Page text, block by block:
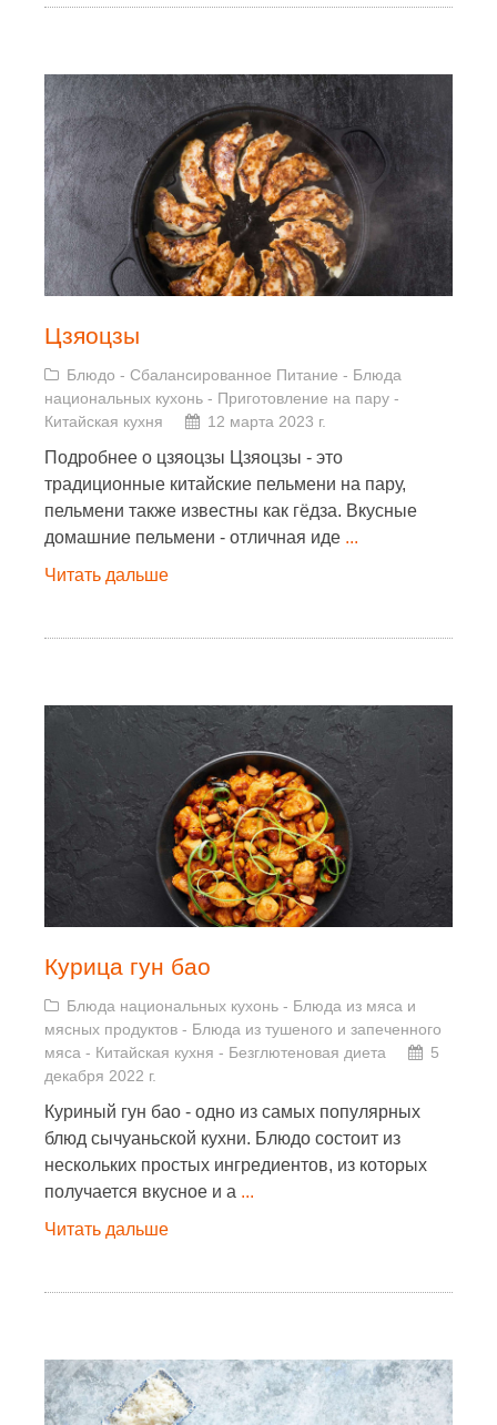
Цзяоцзы
Блюдо - Сбалансированное Питание - Блюда
национальных кухонь - Приготовление на пару -
Китайская кухня
12 марта 2023 г.
Подробнее о цзяоцзы Цзяоцзы - это
традиционные китайские пельмени на пару,
пельмени также известны как гёдза. Вкусные
домашние пельмени - отличная иде ...
Читать дальше
Курица гун бао
Блюда национальных кухонь - Блюда из мяса и
мясных продуктов - Блюда из тушеного и запеченного
мяса - Китайская кухня - Безглютеновая диета
5
декабря 2022 г.
Куриный гун бао - одно из самых популярных
блюд сычуаньской кухни. Блюдо состоит из
нескольких простых ингредиентов, из которых
получается вкусное и а ...
Читать дальше